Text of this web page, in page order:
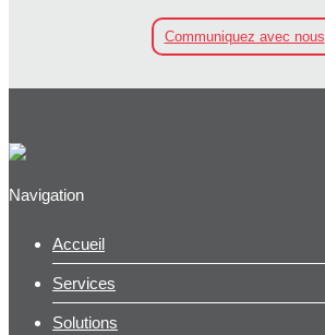
Communiquez avec nous
Navigation
Accueil
Services
Solutions